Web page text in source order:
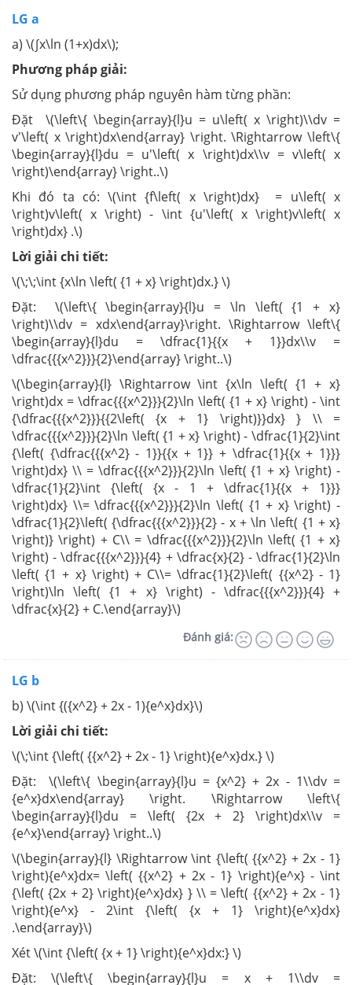
LG a
a) \(∫x\ln (1+x)dx\);
Phương pháp giải:
Sử dụng phương pháp nguyên hàm từng phần:
Đặt \(\left\{ \begin{array}{l}u = u\left( x \right)\\dv =
v'\left( x \right)dx\end{array} \right. \Rightarrow \left\{
\begin{array}{l}du = u'\left( x \right)dx\\v = v\left( x
\right)\end{array} \right..\)
Khi đó ta có: \(\int {f\left( x \right)dx} = u\left( x
\right)v\left( x \right) - \int {u'\left( x \right)v\left( x
\right)dx} .\)
Lời giải chi tiết:
\(\;\;\int {x\ln \left( {1 + x} \right)dx.} \)
Đặt: \(\left\{ \begin{array}{l}u = \ln \left( {1 + x}
\right)\\dv = xdx\end{array}\right. \Rightarrow \left\{
\begin{array}{l}du = \dfrac{1}{{x + 1}}dx\\v =
\dfrac{{{x^2}}}{2}\end{array} \right..\)
\(\begin{array}{l} \Rightarrow \int {x\ln \left( {1 + x}
\right)dx = \dfrac{{{x^2}}}{2}\ln \left( {1 + x} \right) - \int
{\dfrac{{{x^2}}}{{2\left( {x + 1} \right)}}dx} } \\ =
\dfrac{{{x^2}}}{2}\ln \left( {1 + x} \right) - \dfrac{1}{2}\int
{\left( {\dfrac{{{x^2} - 1}}{{x + 1}} + \dfrac{1}{{x + 1}}}
\right)dx} \\ = \dfrac{{{x^2}}}{2}\ln \left( {1 + x} \right) -
\dfrac{1}{2}\int {\left( {x - 1 + \dfrac{1}{{x + 1}}}
\right)dx} \\= \dfrac{{{x^2}}}{2}\ln \left( {1 + x} \right) -
\dfrac{1}{2}\left( {\dfrac{{{x^2}}}{2} - x + \ln \left( {1 + x}
\right)} \right) + C\\ = \dfrac{{{x^2}}}{2}\ln \left( {1 + x}
\right) - \dfrac{{{x^2}}}{4} + \dfrac{x}{2} - \dfrac{1}{2}\ln
\left( {1 + x} \right) + C\\= \dfrac{1}{2}\left( {{x^2} - 1}
\right)\ln \left( {1 + x} \right) - \dfrac{{{x^2}}}{4} +
\dfrac{x}{2} + C.\end{array}\)
Đánh giá:
LG b
b) \(\int {({x^2} + 2x - 1){e^x}dx}\)
Lời giải chi tiết:
\(\;\int {\left( {{x^2} + 2x - 1} \right){e^x}dx.} \)
Đặt: \(\left\{ \begin{array}{l}u = {x^2} + 2x - 1\\dv =
{e^x}dx\end{array} \right. \Rightarrow \left\{
\begin{array}{l}du = \left( {2x + 2} \right)dx\\v =
{e^x}\end{array} \right..\)
\(\begin{array}{l} \Rightarrow \int {\left( {{x^2} + 2x - 1}
\right){e^x}dx= \left( {{x^2} + 2x - 1} \right){e^x} - \int
{\left( {2x + 2} \right){e^x}dx} } \\ = \left( {{x^2} + 2x - 1}
\right){e^x} - 2\int {\left( {x + 1} \right){e^x}dx}
.\end{array}\)
Xét \(\int {\left( {x + 1} \right){e^x}dx:} \)
Đặt: \(\left\{ \begin{array}{l}u = x + 1\\dv =